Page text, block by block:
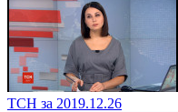
ТСН за 2019.12.26